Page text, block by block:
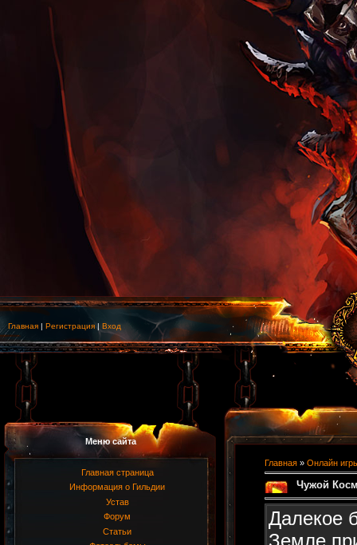
Главная | Регистрация | Вход
Меню сайта
Главная страница
Информация о Гильдии
Устав
Форум
Статьи
Главная » Онлайн
Чужой
Далекое